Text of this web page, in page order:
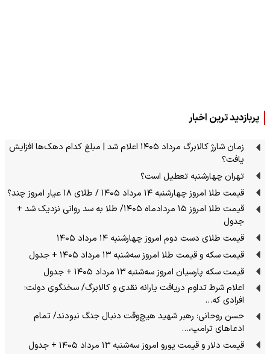
پربازدید ترین اخبار
زمان شارژ کالابرگ مرداد ۱۴۰۵ اعلام شد | مبلغ کدام دهک‌ها افزایش
یافت؟
تهران چهارشنبه تعطیل است؟
قیمت طلا امروز چهارشنبه ۱۴ مرداد ۱۴۰۵ / طلای ۱۸ عیار امروز چند؟
قیمت طلا امروز ۱۵ مردادماه ۱۴۰۵/ طلا به سد روانی نزدیک شد +
جدول
قیمت طلای دست دوم امروز چهارشنبه ۱۴ مرداد ۱۴۰۵
قیمت سکه و قیمت طلا امروز سه‌شنبه ۱۳ مرداد ۱۴۰۵ + جدول
قیمت سکه پارسیان امروز سه‌شنبه ۱۳ مرداد ۱۴۰۵ + جدول
اعلام شرط تداوم دریافت یارانه نقدی و کالابرگ/ سخنگوی دولت:
افرادی که…
حسن روحانی: رهبر شهید هیچ‌وقت دنبال جنگ نبودند/ تمام
ادعاهای ترامپ،…
قیمت دلار و قیمت یورو امروز سه‌شنبه ۱۳ مرداد ۱۴۰۵ + جدول